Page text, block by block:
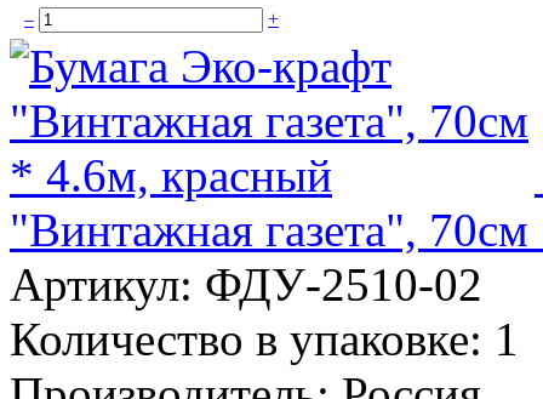
– +
"Винтажная газета",
Артикул: ФДУ-2510-02
Количество в упаковке: 1